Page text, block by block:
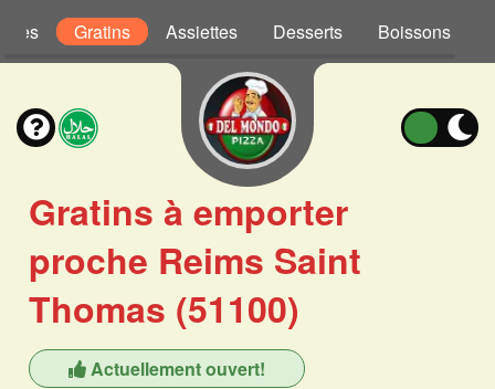
Gratins Assiettes Desserts Boissons
Gratins à emporter
proche Reims Saint
Thomas (51100)
Actuellement ouvert!